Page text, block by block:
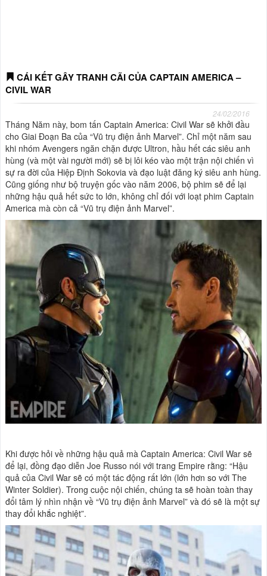
CÁI KẾT GÂY TRANH CÃI CỦA CAPTAIN AMERICA –
CIVIL WAR
24/02/2016
Tháng Năm này, bom tấn Captain America: Civil War sẽ khởi đầu
cho Giai Đoạn Ba của “Vũ trụ điện ảnh Marvel”. Chỉ một năm sau
khi nhóm Avengers ngăn chặn được Ultron, hầu hết các siêu anh
hùng (và một vài người mới) sẽ bị lôi kéo vào một trận nội chiến vì
sự ra đời của Hiệp Định Sokovia và đạo luật đăng ký siêu anh hùng.
Cũng giống như bộ truyện gốc vào năm 2006, bộ phim sẽ để lại
những hậu quả hết sức to lớn, không chỉ đối với loạt phim Captain
America mà còn cả “Vũ trụ điện ảnh Marvel”.
Khi được hỏi về những hậu quả mà Captain America: Civil War sẽ
để lại, đồng đạo diễn Joe Russo nói với trang Empire rằng: “Hậu
quả của Civil War sẽ có một tác động rất lớn (lớn hơn so với The
Winter Soldier). Trong cuộc nội chiến, chúng ta sẽ hoàn toàn thay
đổi tâm lý nhìn nhận về “Vũ trụ điện ảnh Marvel” và đó sẽ là một sự
thay đổi khắc nghiệt”.